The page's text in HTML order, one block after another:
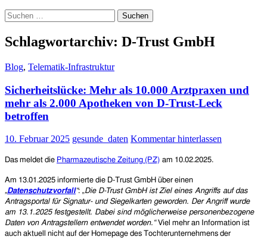
Suchen
nach:
Schlagwortarchiv: D-Trust GmbH
Blog, Telematik-Infrastruktur
Sicherheitslücke: Mehr als 10.000 Arztpraxen und
mehr als 2.000 Apotheken von D-Trust-Leck
betroffen
10. Februar 2025 gesunde_daten Kommentar hinterlassen
Das meldet die Pharmazeutische Zeitung (PZ) am 10.02.2025.
Am 13.01.2025 informierte die D-Trust GmbH über einen
„Datenschutzvorfall“: „Die D-Trust GmbH ist Ziel eines Angriffs auf das
Antragsportal für Signatur- und Siegelkarten geworden. Der Angriff wurde
am 13.1.2025 festgestellt. Dabei sind möglicherweise personenbezogene
Daten von Antragstellern entwendet worden.“Viel mehr an Information ist
auch aktuell nicht auf der Homepage des
Tochterunternehmens der